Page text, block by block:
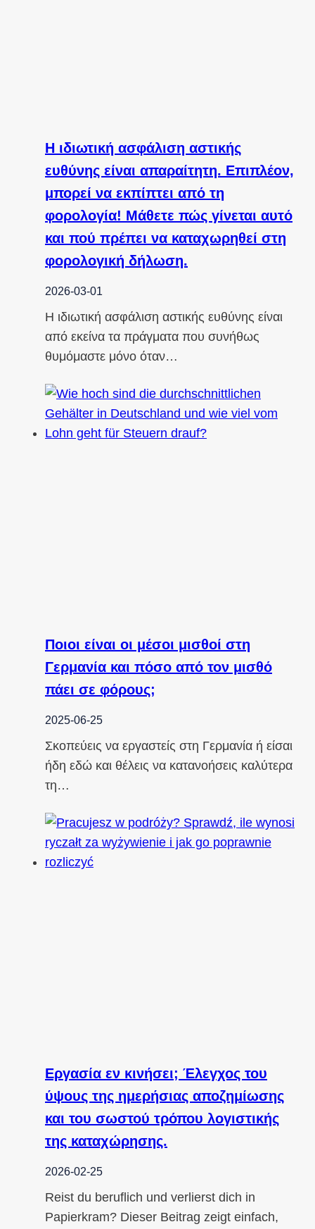
Η ιδιωτική ασφάλιση αστικής
ευθύνης είναι απαραίτητη. Επιπλέον,
μπορεί να εκπίπτει από τη
φορολογία! Μάθετε πώς γίνεται αυτό
και πού πρέπει να καταχωρηθεί στη
φορολογική δήλωση.
2026-03-01
Η ιδιωτική ασφάλιση αστικής ευθύνης είναι
από εκείνα τα πράγματα που συνήθως
θυμόμαστε μόνο όταν…
Ποιοι είναι οι μέσοι μισθοί στη
Γερμανία και πόσο από τον μισθό
πάει σε φόρους;
2025-06-25
Σκοπεύεις να εργαστείς στη Γερμανία ή είσαι
ήδη εδώ και θέλεις να κατανοήσεις καλύτερα
τη…
Εργασία εν κινήσει; Έλεγχος του
ύψους της ημερήσιας αποζημίωσης
και του σωστού τρόπου λογιστικής
της καταχώρησης.
2026-02-25
Reist du beruflich und verlierst dich in
Papierkram? Dieser Beitrag zeigt einfach,